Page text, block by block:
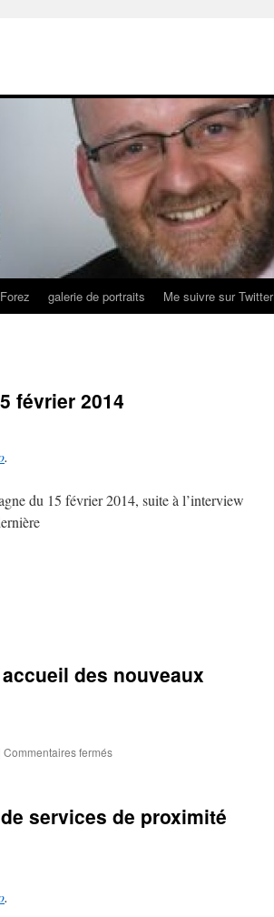
galerie de portraits Me suivre sur Twitter
février 2014
.
du 15 février 2014, suite à l’interview
des nouveaux
Commentaires fermés
:
services de proximité
.